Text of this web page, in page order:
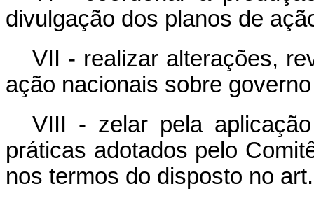
divulgação dos planos de
VII - realizar alterações,
ação nacionais sobre
VIII - zelar pela
práticas adotados pelo
nos termos do disposto no